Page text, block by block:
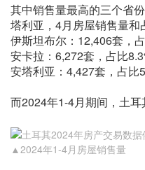
其中销售量最高的三个省
塔利亚，4月房屋销售量和
伊斯坦布尔：12,406套，
安卡拉：6,272套，占比
安塔利亚：4,427套，占比
而2024年1-4月期间，土耳
▲2024年1-4月房屋销售量